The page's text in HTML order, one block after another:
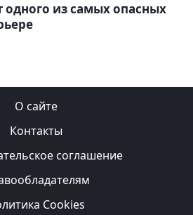
одного из самых опасных
О сайте
Контакты
соглашение
Cookies